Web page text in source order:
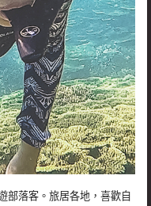
部落客。旅居各地，喜歡自